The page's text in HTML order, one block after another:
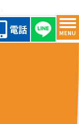
電話 MENU